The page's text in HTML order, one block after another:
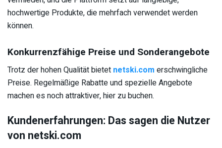
hochwertige Produkte, die mehrfach verwendet werden
können.
Konkurrenzfähige Preise und Sonderangebote
Trotz der hohen Qualität bietet netski.com erschwingliche
Preise. Regelmäßige Rabatte und spezielle Angebote
machen es noch attraktiver, hier zu buchen.
Kundenerfahrungen: Das sagen die Nutzer
von netski.com